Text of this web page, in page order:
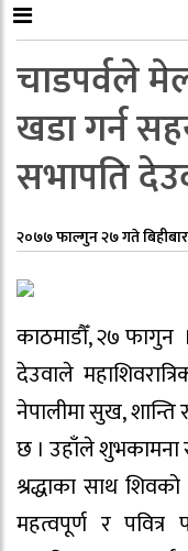
चाडपर्वले
खडा गर्न
सभापति
२०७७ फाल्गुन २७ गते
काठमाडौँ, २७ फागुन
देउवाले
नेपालीमा सुख,
छ । उहाँले शुभकामना
श्रद्धाका साथ
महत्वपूर्ण र